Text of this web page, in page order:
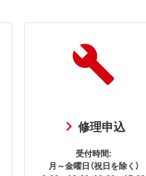
修理申込
受付時間:
月～金曜日（祝日を除く）